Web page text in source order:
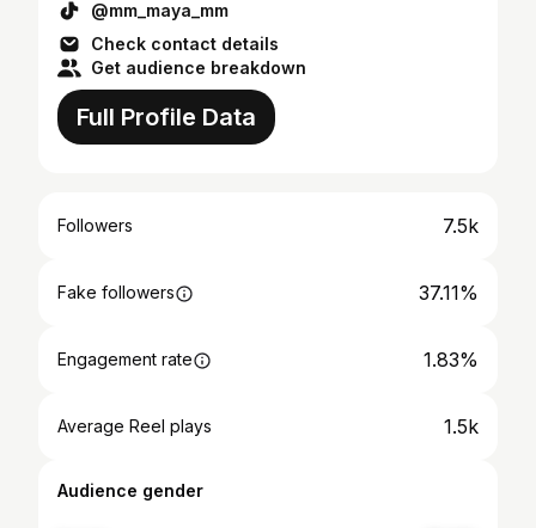
@mm_maya_mm
Check contact details
Get audience breakdown
Full Profile Data
Followers 7.5k
Fake followers 37.11%
Engagement rate 1.83%
Average Reel plays 1.5k
Audience gender